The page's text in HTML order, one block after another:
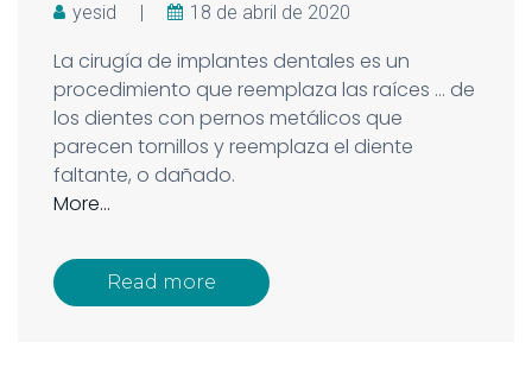
yesid 18 de abril de 2020
La cirugía de implantes dentales es un
procedimiento que reemplaza las raíces … de
los dientes con pernos metálicos que
parecen tornillos y reemplaza el diente
faltante, o dañado.
More…
Read more